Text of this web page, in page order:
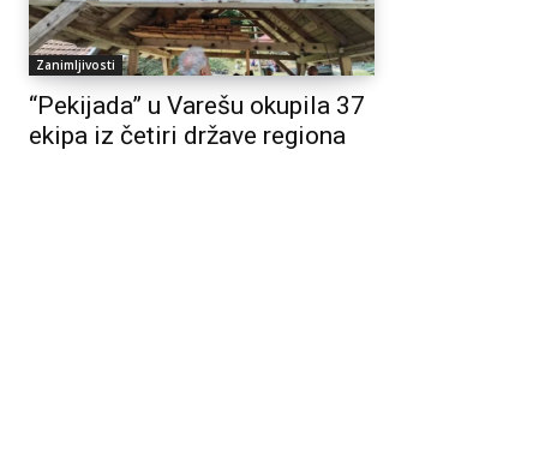
Zanimljivosti
“Pekijada” u Varešu okupila 37
ekipa iz četiri države regiona